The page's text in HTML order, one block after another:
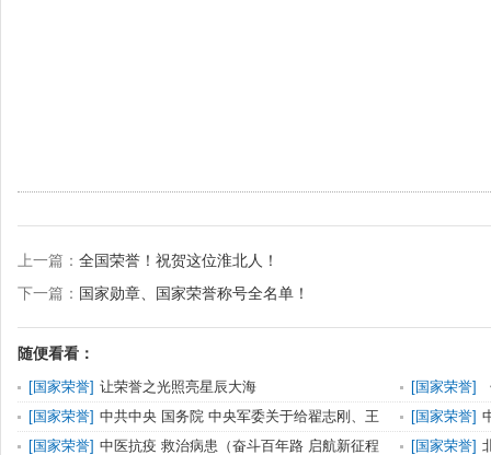
上一篇： 全国荣誉！祝贺这位淮北人！
下一篇： 国家勋章、国家荣誉称号全名单！
随便看看：
[国家荣誉] 让荣誉之光照亮星辰大海 [国家荣誉]
途
[国家荣誉] 中共中央 国务院 中央军委关于给翟志刚、王
亚平颁发“二级航天
[国家荣誉]
奖励的决定（
[国家荣誉] 中医抗疫 救治病患（奋斗百年路 启航新征程
[国家荣誉]